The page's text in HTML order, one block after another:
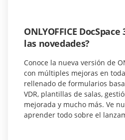
ONLYOFFICE
las novedades?
Conoce la nueva versión de
con múltiples mejoras en
rellenado de formularios
VDR, plantillas de salas,
mejorada y mucho más. Ve
aprender todo sobre el